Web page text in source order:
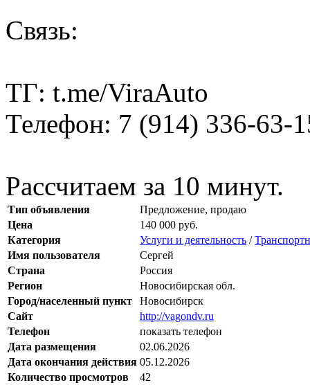
Связь:
ТГ: t.me/ViraAuto
Телефон: 7 (914) 336-63-
Рассчитаем за 10 минут.
Тип объявления
Предложение, продаю
Цена
140 000 руб.
Категория
Услуги и деятельность /
Имя пользователя
Сергей
Страна
Россия
Регион
Новосибирская обл.
Город/населенный пункт
Новосибирск
Сайт
http://vagondv.ru
Телефон
показать телефон
Дата размещения
02.06.2026
Дата окончания действия 05.12.2026
Количество просмотров
42